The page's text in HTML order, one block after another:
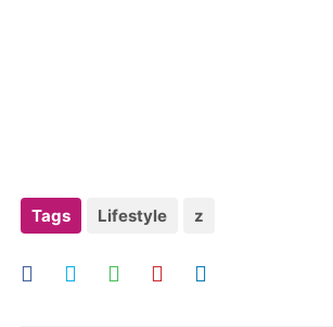
Tags Lifestyle z